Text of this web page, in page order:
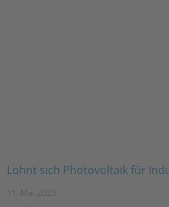
Lohnt sich Photovoltaik für
11. Mai 2023